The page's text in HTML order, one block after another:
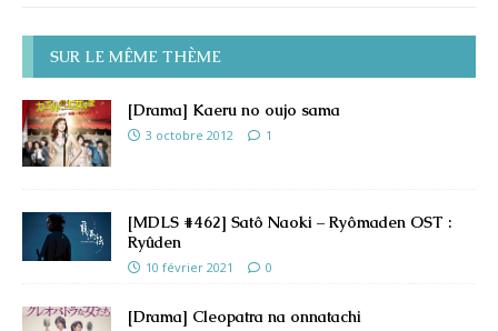
SUR LE MÊME THÈME
[Drama] Kaeru no oujo sama
3 octobre 2012 1
[MDLS #462] Satô Naoki – Ryômaden OST :
Ryûden
10 février 2021 0
[Drama] Cleopatra na onnatachi